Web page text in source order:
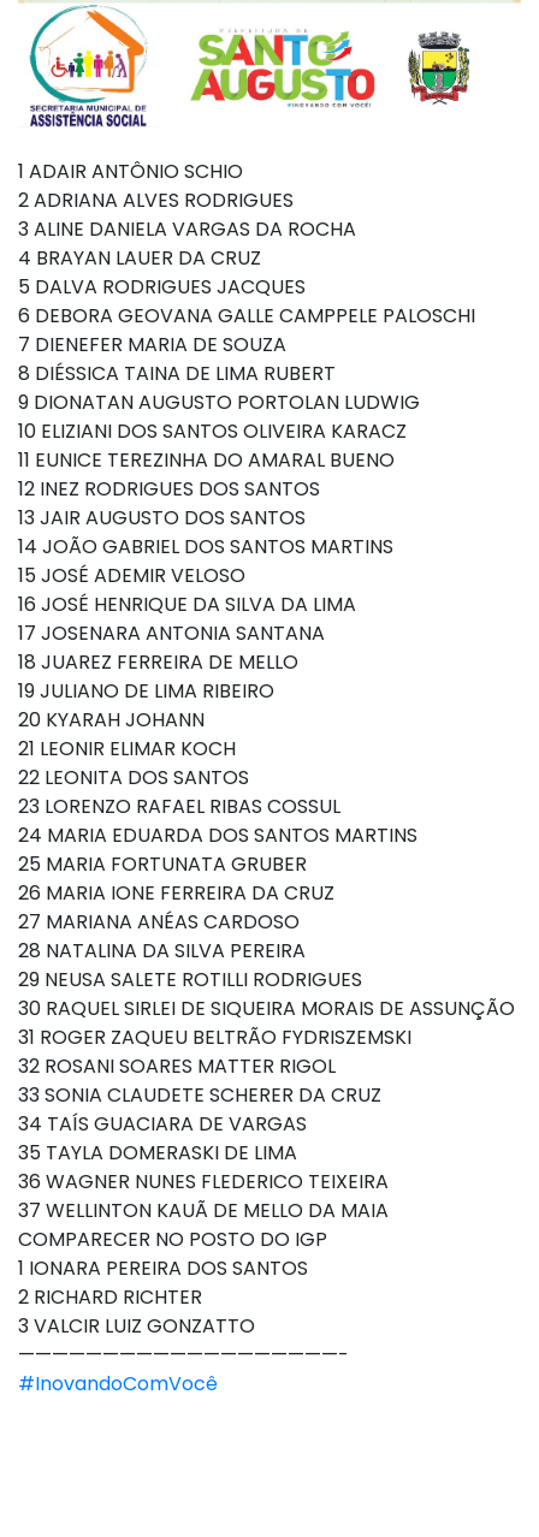
1 ADAIR ANTÔNIO SCHIO
2 ADRIANA ALVES RODRIGUES
3 ALINE DANIELA VARGAS DA ROCHA
4 BRAYAN LAUER DA CRUZ
5 DALVA RODRIGUES JACQUES
6 DEBORA GEOVANA GALLE CAMPPELE PALOSCHI
7 DIENEFER MARIA DE SOUZA
8 DIÉSSICA TAINA DE LIMA RUBERT
9 DIONATAN AUGUSTO PORTOLAN LUDWIG
10 ELIZIANI DOS SANTOS OLIVEIRA KARACZ
11 EUNICE TEREZINHA DO AMARAL BUENO
12 INEZ RODRIGUES DOS SANTOS
13 JAIR AUGUSTO DOS SANTOS
14 JOÃO GABRIEL DOS SANTOS MARTINS
15 JOSÉ ADEMIR VELOSO
16 JOSÉ HENRIQUE DA SILVA DA LIMA
17 JOSENARA ANTONIA SANTANA
18 JUAREZ FERREIRA DE MELLO
19 JULIANO DE LIMA RIBEIRO
20 KYARAH JOHANN
21 LEONIR ELIMAR KOCH
22 LEONITA DOS SANTOS
23 LORENZO RAFAEL RIBAS COSSUL
24 MARIA EDUARDA DOS SANTOS MARTINS
25 MARIA FORTUNATA GRUBER
26 MARIA IONE FERREIRA DA CRUZ
27 MARIANA ANÉAS CARDOSO
28 NATALINA DA SILVA PEREIRA
29 NEUSA SALETE ROTILLI RODRIGUES
30 RAQUEL SIRLEI DE SIQUEIRA MORAIS DE ASSUNÇÃO
31 ROGER ZAQUEU BELTRÃO FYDRISZEMSKI
32 ROSANI SOARES MATTER RIGOL
33 SONIA CLAUDETE SCHERER DA CRUZ
34 TAÍS GUACIARA DE VARGAS
35 TAYLA DOMERASKI DE LIMA
36 WAGNER NUNES FLEDERICO TEIXEIRA
37 WELLINTON KAUÃ DE MELLO DA MAIA
COMPARECER NO POSTO DO IGP
1 IONARA PEREIRA DOS SANTOS
2 RICHARD RICHTER
3 VALCIR LUIZ GONZATTO
———————————————————-
#InovandoComVocê